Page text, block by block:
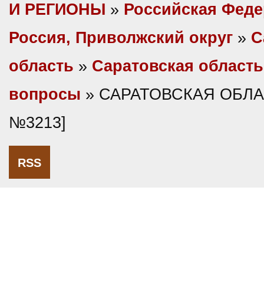
И РЕГИОНЫ » Российская
Россия, Приволжский округ »
область » Саратовская
вопросы » САРАТОВСКАЯ
№3213]
RSS